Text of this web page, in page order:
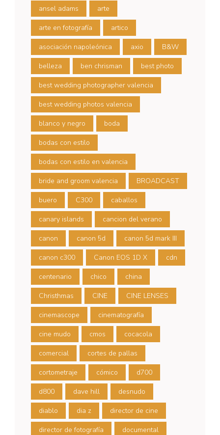
ansel adams arte
arte en fotografía artico
asociación napoleónica axio B&W
belleza ben chrisman best photo
best wedding photographer valencia
best wedding photos valencia
blanco y negro boda
bodas con estilo
bodas con estilo en valencia
bride and groom valencia BROADCAST
buero C300 caballos
canary islands cancion del verano
canon canon 5d canon 5d mark III
canon c300 Canon EOS 1D X cdn
centenario chico china
Christhmas CINE CINE LENSES
cinemascope cinematografía
cine mudo cmos cocacola
comercial cortes de pallas
cortometraje cómico d700
d800 dave hill desnudo
diablo dia z director de cine
director de fotografía documental